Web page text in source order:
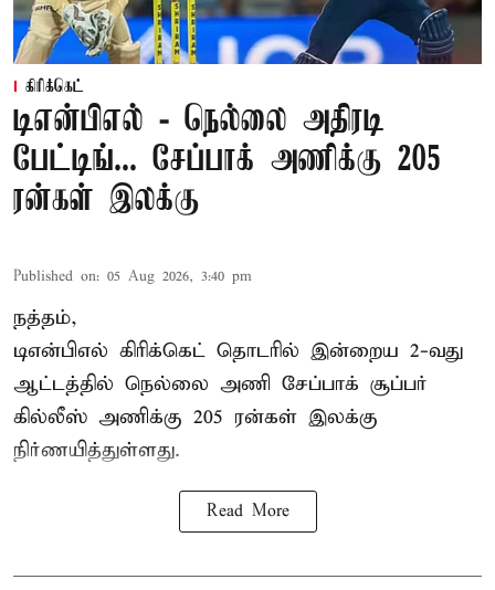
கிரிக்கெட்
டிஎன்பிஎல் - நெல்லை அதிரடி
பேட்டிங்... சேப்பாக் அணிக்கு 205
ரன்கள் இலக்கு
Published on: 05 Aug 2026, 3:40 pm
நத்தம்,
டிஎன்பிஎல் கிரிக்கெட் தொடரில் இன்றைய 2-வது
ஆட்டத்தில் நெல்லை அணி சேப்பாக் சூப்பர்
கில்லீஸ் அணிக்கு 205 ரன்கள் இலக்கு
நிர்ணயித்துள்ளது.
Read More